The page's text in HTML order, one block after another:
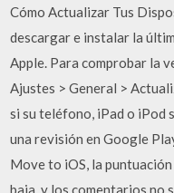
Cómo Actualizar Tus
descargar e instalar la
Apple. Para comprobar la
Ajustes > General >
si su teléfono, iPad o iPod
una revisión en Google
Move to iOS, la
baja, y los comentarios no